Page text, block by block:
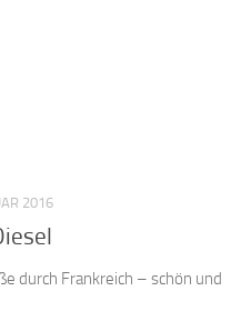
2016
durch Frankreich – schön und